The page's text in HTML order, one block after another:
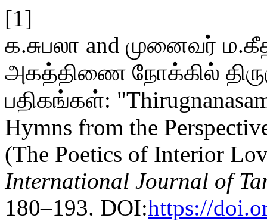
[1]
க.சுபலா and முனைவர்
அகத்திணை நோக்கில்
பதிகங்கள்:
Hymns from the
(The Poetics of Interior
International Journal of
180–193. DOI:https://